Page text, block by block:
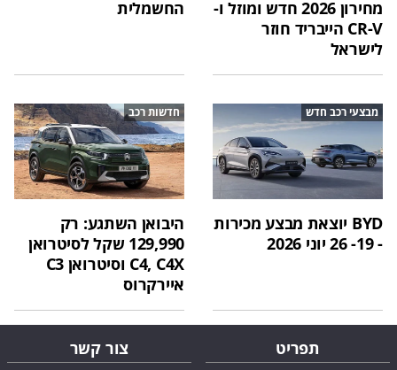
מחירון 2026 חדש ומוזל ו-
CR-V הייבריד חוזר
לישראל
החשמלית
מבצעי רכב חדש
BYD יוצאת מבצע מכירות
- 19- 26 יוני 2026
חדשות רכב
היבואן השתגע: רק
129,990 שקל לסיטרואן
C4, C4X וסיטרואן C3
איירקרוס
תפריט צור קשר